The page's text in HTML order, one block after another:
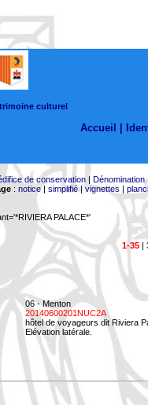
culturel
Accueil |
de conservation| Dénomination
: notice| simplifié|vignettes |
PALACE*'
1-35|
06 - Menton
20140600201NUC2A
hôtel de voyageurs dit Riviera
Elévation latérale.